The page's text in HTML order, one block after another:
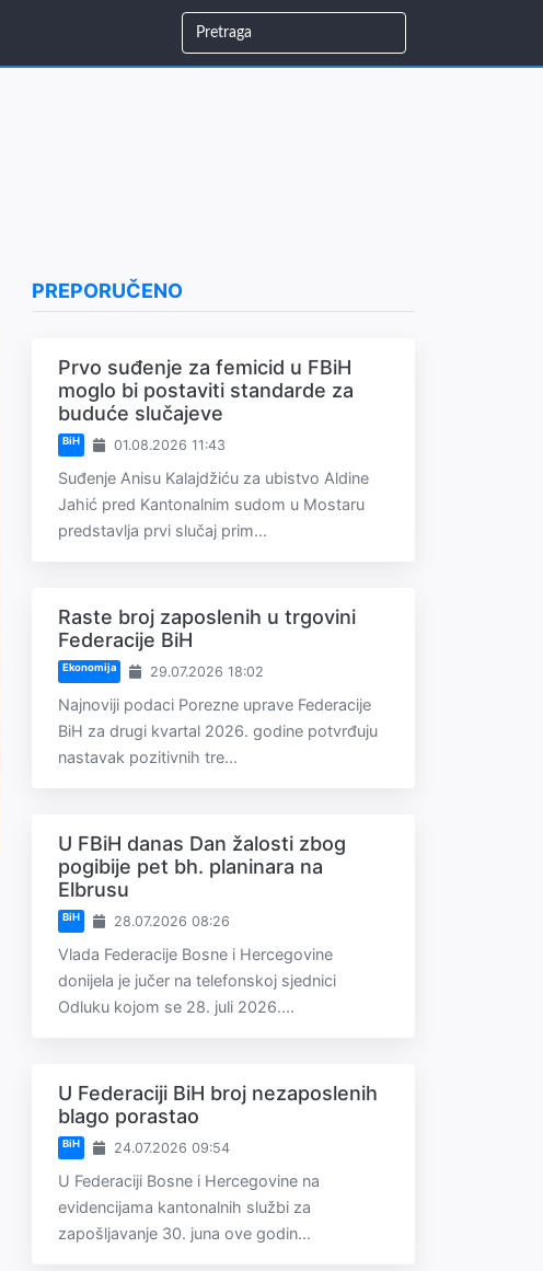
PREPORUČENO
Prvo suđenje za femicid u FBiH
moglo bi postaviti standarde za
buduće slučajeve
BiH 01.08.2026 11:43
Suđenje Anisu Kalajdžiću za ubistvo Aldine
Jahić pred Kantonalnim sudom u Mostaru
predstavlja prvi slučaj prim...
Raste broj zaposlenih u trgovini
Federacije BiH
Ekonomija 29.07.2026 18:02
Najnoviji podaci Porezne uprave Federacije
BiH za drugi kvartal 2026. godine potvrđuju
nastavak pozitivnih tre...
U FBiH danas Dan žalosti zbog
pogibije pet bh. planinara na
Elbrusu
BiH 28.07.2026 08:26
Vlada Federacije Bosne i Hercegovine
donijela je jučer na telefonskoj sjednici
Odluku kojom se 28. juli 2026....
U Federaciji BiH broj nezaposlenih
blago porastao
BiH 24.07.2026 09:54
U Federaciji Bosne i Hercegovine na
evidencijama kantonalnih službi za
zapošljavanje 30. juna ove godin...